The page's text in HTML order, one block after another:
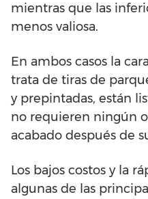
mientras que las
menos valiosa.
En ambos casos la
trata de tiras de
y prepintadas, están
no requieren ningún
acabado después de
Los bajos costos y la
algunas de las